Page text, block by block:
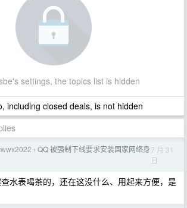
settings, the topics list is hidden
including closed deals, is not hidden
› QQ 被强制下线要求安装国家网络身7 月 31
日
水表喝茶的，还在这没什么、用起来方便，是